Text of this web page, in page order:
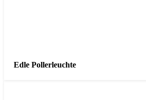
Edle Pollerleuchte